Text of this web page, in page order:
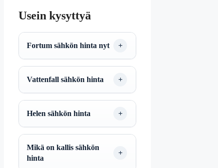
Usein kysyttyä
Fortum sähkön hinta nyt
Vattenfall sähkön hinta
Helen sähkön hinta
Mikä on kallis sähkön
hinta